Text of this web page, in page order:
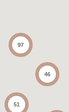
46
51
97